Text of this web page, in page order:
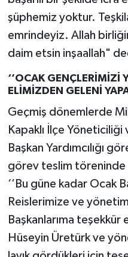
şüphemiz yoktur.
emrindeyiz. Allah
daim etsin inşaallah"
‘’OCAK GENÇLERİMİZİ
ELİMİZDEN GELENİ
Geçmiş dönemlerde
Kapaklı İlçe Yöneticiliği
Başkan Yardımcılığı
görev teslim
‘’Bu güne kadar Ocak
Reislerimize ve
Başkanlarıma teşekkür
Hüseyin Üretürk ve